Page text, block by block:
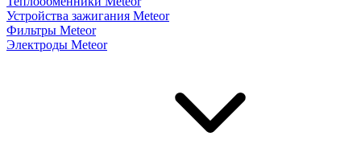
Устройства зажигания Meteor
Фильтры Meteor
Электроды Meteor